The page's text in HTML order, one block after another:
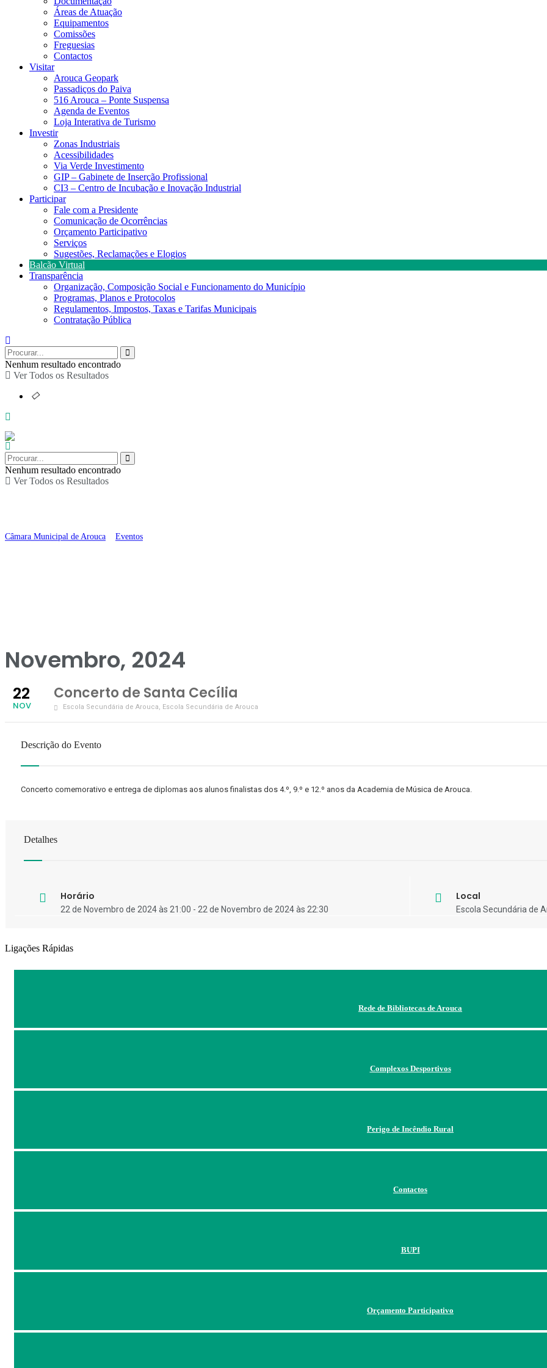
Áreas de Atuação
Equipamentos
Comissões
Freguesias
Contactos
Visitar
Arouca Geopark
Passadiços do Paiva
516 Arouca – Ponte Suspensa
Agenda de Eventos
Loja Interativa de Turismo
Investir
Zonas Industriais
Acessibilidades
Via Verde Investimento
GIP – Gabinete de Inserção Profissional
CI3 – Centro de Incubação e Inovação Industrial
Participar
Fale com a Presidente
Comunicação de Ocorrências
Orçamento Participativo
Serviços
Sugestões, Reclamações e Elogios
Balcão Virtual
Transparência
Organização, Composição Social e Funcionamento do Município
Programas, Planos e Protocolos
Regulamentos, Impostos, Taxas e Tarifas Municipais
Contratação Pública
Nenhum resultado encontrado
Ver Todos os Resultados
Nenhum resultado encontrado
Ver Todos os Resultados
Câmara Municipal de Arouca Eventos
Novembro, 2024
22
NOV
Concerto de Santa Cecília
Escola Secundária de Arouca, Escola Secundária de Arouca
Descrição do Evento
Concerto comemorativo e entrega de diplomas aos alunos finalistas dos 4.º, 9.º e 12.º anos da Academia de Música de Arouca.
Detalhes
Horário
22 de Novembro de 2024 às 21:00 - 22 de Novembro de 2024 às 22:30
Local
Escola Secundária de
Ligações Rápidas
Rede de Bibliotecas de Arouca
Complexos Desportivos
Perigo de Incêndio Rural
Contactos
BUPI
Orçamento Participativo